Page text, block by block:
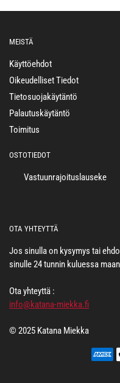
MEISTÄ
Käyttöehdot
Oikeudelliset Tiedot
Tietosuojakäytäntö
Palautuskäytäntö
Toimitus
OSTOTIEDOT
Vastuunrajoituslauseke
OTA YHTEYTTÄ
Jos sinulla on kysymys tai
sinulle 24 tunnin kuluessa
Ota yhteyttä :
info@katana-miekka.fi
© 2025 Katana Miekka